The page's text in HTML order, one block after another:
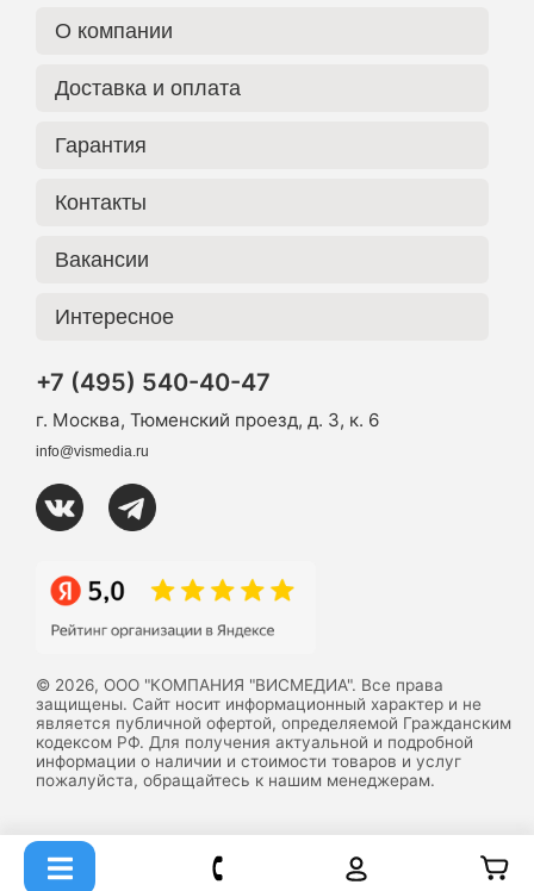
О компании
Доставка и оплата
Гарантия
Контакты
Вакансии
Интересное
+7 (495) 540-40-47
г. Москва, Тюменский проезд, д. 3, к. 6
info@vismedia.ru
© 2026, ООО "КОМПАНИЯ "ВИСМЕДИА". Все права
защищены. Сайт носит информационный характер и не
является публичной офертой, определяемой Гражданским
кодексом РФ. Для получения актуальной и подробной
информации о наличии и стоимости товаров и услуг
пожалуйста, обращайтесь к нашим менеджерам.